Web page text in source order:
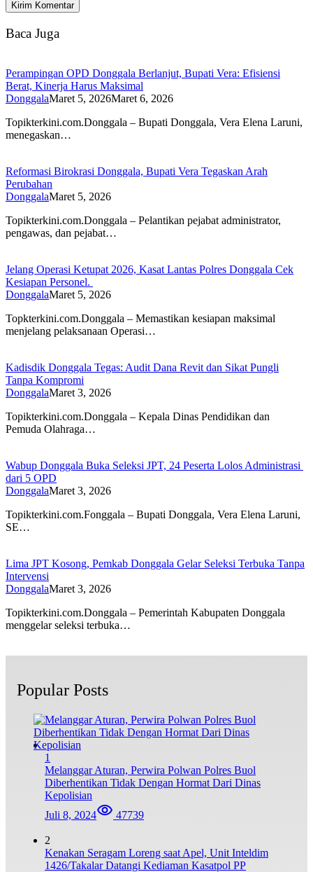
Baca Juga
Perampingan OPD Donggala Berlanjut, Bupati Vera: Efisiensi
Berat, Kinerja Harus Maksimal
DonggalaMaret 5, 2026Maret 6, 2026
Topikterkini.com.Donggala – Bupati Donggala, Vera Elena Laruni,
menegaskan…
Reformasi Birokrasi Donggala, Bupati Vera Tegaskan Arah
Perubahan
DonggalaMaret 5, 2026
Topikterkini.com.Donggala – Pelantikan pejabat administrator,
pengawas, dan pejabat…
Jelang Operasi Ketupat 2026, Kasat Lantas Polres Donggala Cek
Kesiapan Personel. ​
DonggalaMaret 5, 2026
Topkterkini.com.Donggala – Memastikan kesiapan maksimal
menjelang pelaksanaan Operasi…
Kadisdik Donggala Tegas: Audit Dana Revit dan Sikat Pungli
Tanpa Kompromi
DonggalaMaret 3, 2026
Topikterkini.com.Donggala – Kepala Dinas Pendidikan dan
Pemuda Olahraga…
Wabup Donggala Buka Seleksi JPT, 24 Peserta Lolos Administrasi
dari 5 OPD
DonggalaMaret 3, 2026
Topikterkini.com.Fonggala – Bupati Donggala, Vera Elena Laruni,
SE…
Lima JPT Kosong, Pemkab Donggala Gelar Seleksi Terbuka Tanpa
Intervensi
DonggalaMaret 3, 2026
Topikterkini.com.Donggala – Pemerintah Kabupaten Donggala
menggelar seleksi terbuka…
Popular Posts
1
Melanggar Aturan, Perwira Polwan Polres Buol
Diberhentikan Tidak Dengan Hormat Dari Dinas
Kepolisian
Juli 8, 2024
47739
2
Kenakan Seragam Loreng saat Apel, Unit Inteldim
1426/Takalar Datangi Kediaman Kasatpol PP